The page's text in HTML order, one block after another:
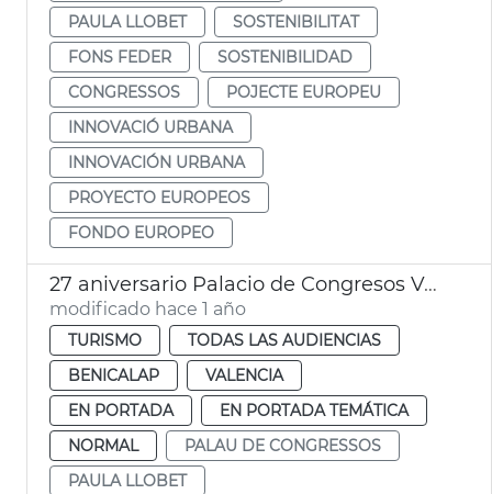
PAULA LLOBET
SOSTENIBILITAT
FONS FEDER
SOSTENIBILIDAD
CONGRESSOS
POJECTE EUROPEU
INNOVACIÓ URBANA
INNOVACIÓN URBANA
PROYECTO EUROPEOS
FONDO EUROPEO
27 aniversario Palacio de Congresos València
modificado hace 1 año
TURISMO
TODAS LAS AUDIENCIAS
BENICALAP
VALENCIA
EN PORTADA
EN PORTADA TEMÁTICA
NORMAL
PALAU DE CONGRESSOS
PAULA LLOBET